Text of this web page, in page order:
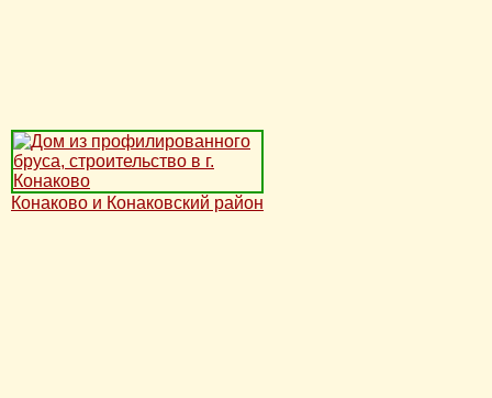
Конаково и Конаковский район